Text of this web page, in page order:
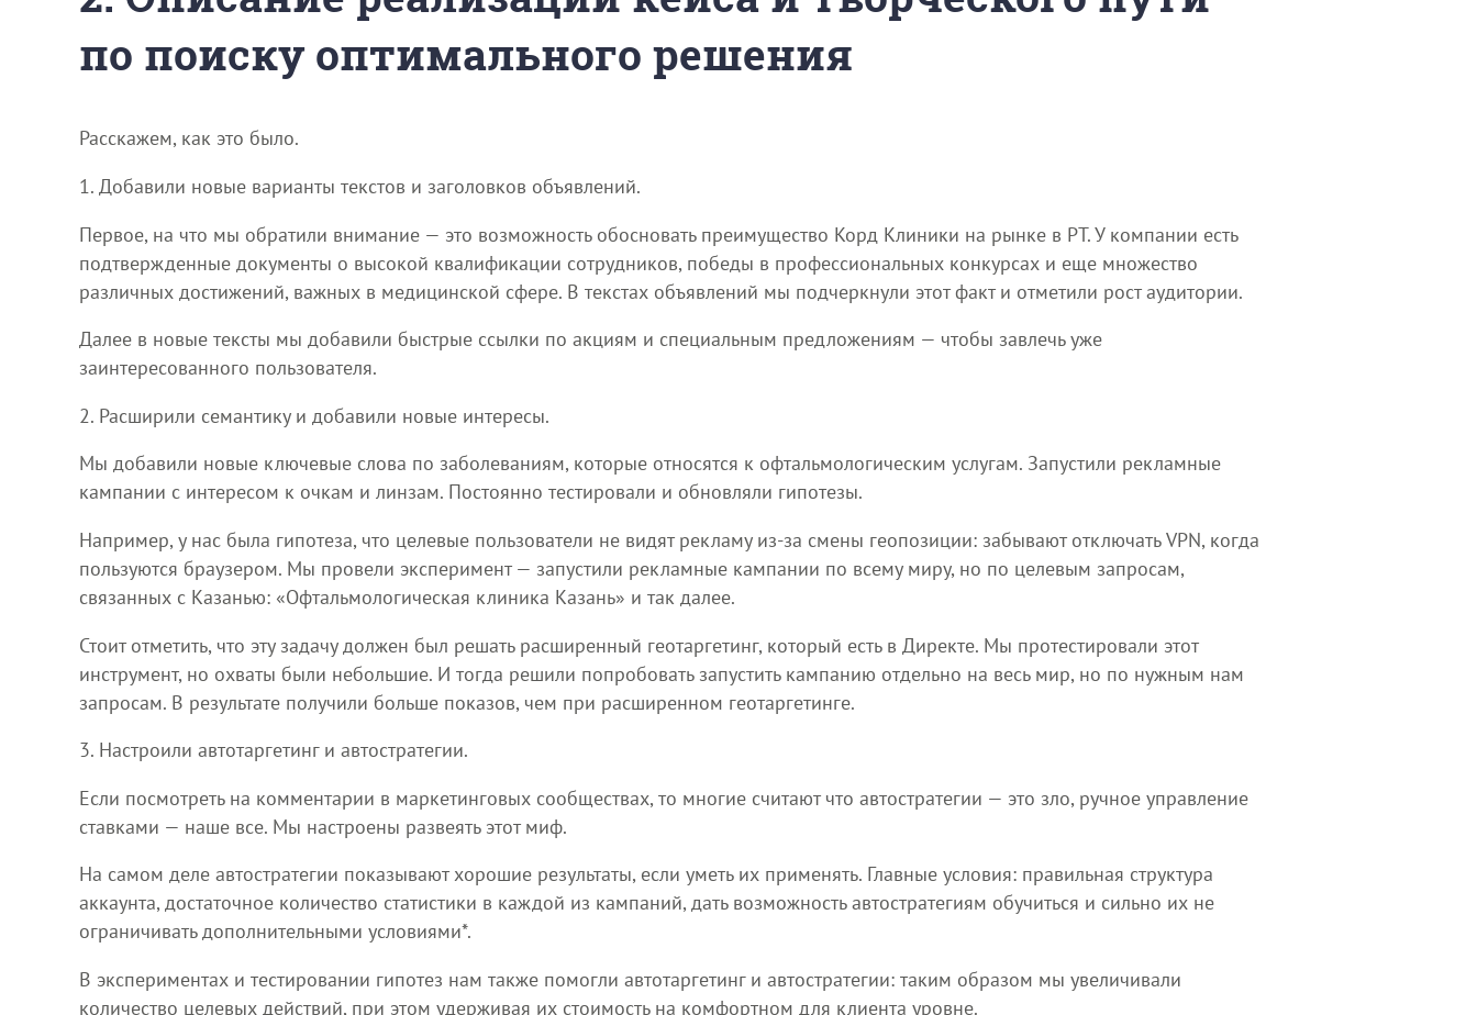
по поиску оптимального решения
Расскажем, как это было.
1. Добавили новые варианты текстов и заголовков объявлений.
Первое, на что мы обратили внимание — это возможность обосновать преимущество Корд Клиники на рынке в РТ. У компании есть
подтвержденные документы о высокой квалификации сотрудников, победы в профессиональных конкурсах и еще множество
различных достижений, важных в медицинской сфере. В текстах объявлений мы подчеркнули этот факт и отметили рост аудитории.
Далее в новые тексты мы добавили быстрые ссылки по акциям и специальным предложениям — чтобы завлечь уже
заинтересованного пользователя.
2. Расширили семантику и добавили новые интересы.
Мы добавили новые ключевые слова по заболеваниям, которые относятся к офтальмологическим услугам. Запустили рекламные
кампании с интересом к очкам и линзам. Постоянно тестировали и обновляли гипотезы.
Например, у нас была гипотеза, что целевые пользователи не видят рекламу из-за смены геопозиции: забывают отключать VPN, когда
пользуются браузером. Мы провели эксперимент — запустили рекламные кампании по всему миру, но по целевым запросам,
связанных с Казанью: «Офтальмологическая клиника Казань» и так далее.
Стоит отметить, что эту задачу должен был решать расширенный геотаргетинг, который есть в Директе. Мы протестировали этот
инструмент, но охваты были небольшие. И тогда решили попробовать запустить кампанию отдельно на весь мир, но по нужным нам
запросам. В результате получили больше показов, чем при расширенном геотаргетинге.
3. Настроили автотаргетинг и автостратегии.
Если посмотреть на комментарии в маркетинговых сообществах, то многие считают что автостратегии — это зло, ручное управление
ставками — наше все. Мы настроены развеять этот миф.
На самом деле автостратегии показывают хорошие результаты, если уметь их применять. Главные условия: правильная структура
аккаунта, достаточное количество статистики в каждой из кампаний, дать возможность автостратегиям обучиться и сильно их не
ограничивать дополнительными условиями*.
В экспериментах и тестировании гипотез нам также помогли автотаргетинг и автостратегии: таким образом мы увеличивали
количество целевых действий, при этом удерживая их стоимость на комфортном для клиента уровне.